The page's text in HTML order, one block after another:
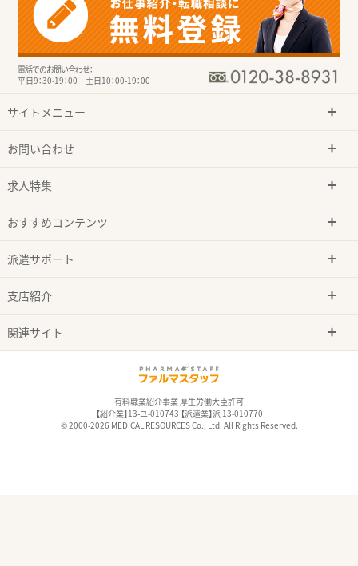
電話でのお問い合わせ：
平日9：30-19：00 土日10：00-19：00
サイトメニュー
お問い合わせ
求人特集
おすすめコンテンツ
派遣サポート
支店紹介
関連サイト
有料職業紹介事業 厚生労働大臣許可
【紹介業】13-ユ-010743 【派遣業】派 13-010770
© 2000-2026 MEDICAL RESOURCES Co., Ltd. All Rights Reserved.